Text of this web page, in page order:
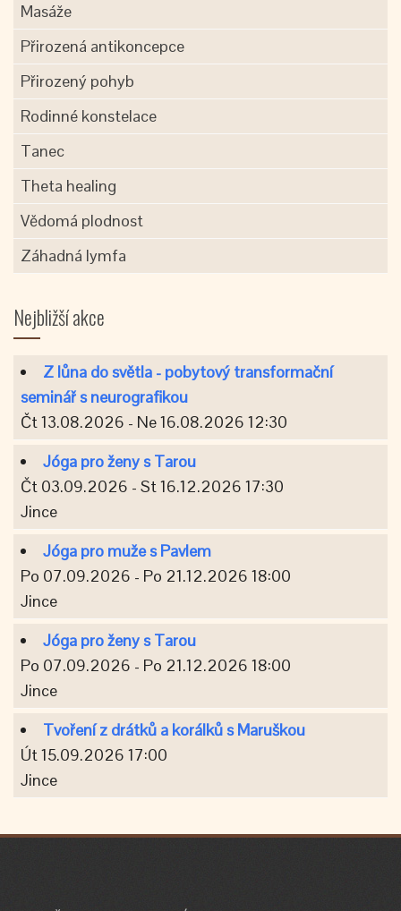
Masáže
Přirozená antikoncepce
Přirozený pohyb
Rodinné konstelace
Tanec
Theta healing
Vědomá plodnost
Záhadná lymfa
Nejbližší akce
Z lůna do světla - pobytový transformační
seminář s neurografikou
Čt 13.08.2026 - Ne 16.08.2026 12:30
Jóga pro ženy s Tarou
Čt 03.09.2026 - St 16.12.2026 17:30
Jince
Jóga pro muže s Pavlem
Po 07.09.2026 - Po 21.12.2026 18:00
Jince
Jóga pro ženy s Tarou
Po 07.09.2026 - Po 21.12.2026 18:00
Jince
Tvoření z drátků a korálků s Maruškou
Út 15.09.2026 17:00
Jince